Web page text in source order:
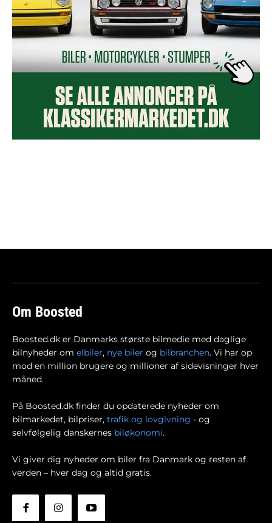
Om Boosted
Boosted.dk er Danmarks største bilmedie med daglige
bilnyheder om elbiler, nye biler og bilbranchen. Vi har op
mod en million brugere og millioner af sidevisninger hver
måned.
På Boosted.dk finder du opdaterede nyheder om
bilmarkedet, bilpriser, trafik og lovgivning - og
selvfølgelig danskernes biløkonomi.
Vi giver dig nyheder om biler fra Danmark og resten af
verden – hver dag og altid gratis.